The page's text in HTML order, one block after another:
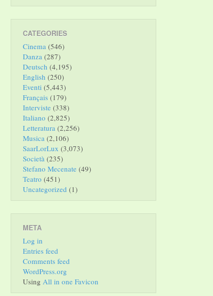
CATEGORIES
Cinema (546)
Danza (287)
Deutsch (4,195)
English (250)
Eventi (5,443)
Français (179)
Interviste (338)
Italiano (2,825)
Letteratura (2,256)
Musica (2,106)
SaarLorLux (3,073)
Società (235)
Stefano Mecenate (49)
Teatro (451)
Uncategorized (1)
META
Log in
Entries feed
Comments feed
WordPress.org
Using All in one Favicon